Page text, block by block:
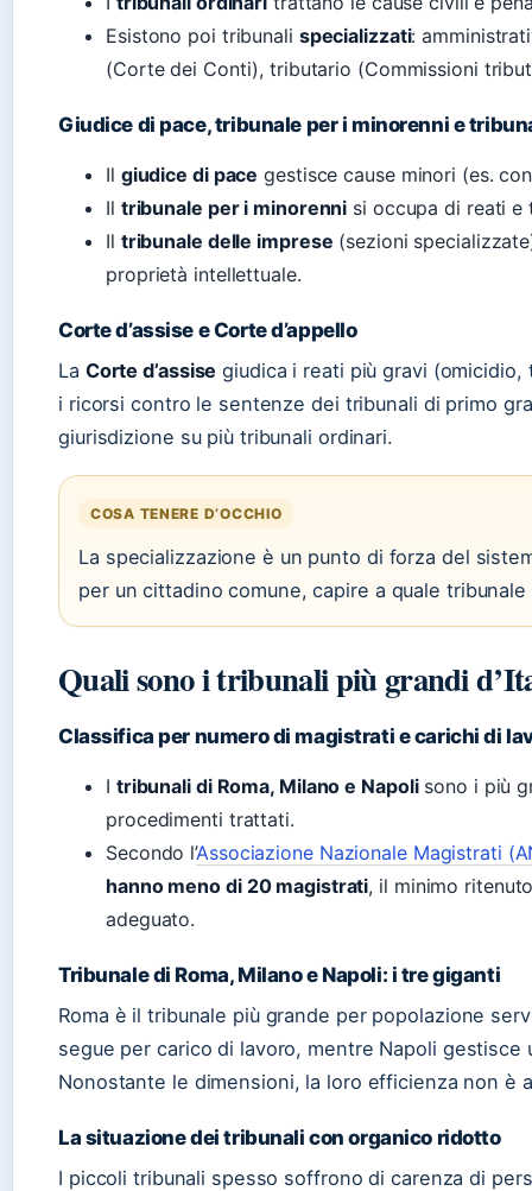
Esistono poi tribunali specializzati:
(Corte dei Conti), tributario (Commissioni
Giudice di pace, tribunale per i minorenni e
Il giudice di pace gestisce cause minori (es.
Il tribunale per i minorenni si occupa di reati e
Il tribunale delle imprese (sezioni
proprietà intellettuale.
Corte d’assise e Corte d’appello
La Corte d’assise giudica i reati più gravi
i ricorsi contro le sentenze dei tribunali di primo
giurisdizione su più tribunali ordinari.
COSA TENERE D’OCCHIO
La specializzazione è un punto di forza del
per un cittadino comune, capire a quale
Quali sono i tribunali più grandi
Classifica per numero di magistrati e carichi di
I tribunali di Roma, Milano e Napolisono i più
procedimenti trattati.
Secondo l’Associazione Nazionale Magistrati
hanno meno di 20 magistrati, il minimo
adeguato.
Tribunale di Roma, Milano e Napoli: i tre giganti
Roma è il tribunale più grande per popolazione
segue per carico di lavoro, mentre Napoli
Nonostante le dimensioni, la loro efficienza non è
La situazione dei tribunali con organico ridotto
I piccoli tribunali spesso soffrono di carenza di